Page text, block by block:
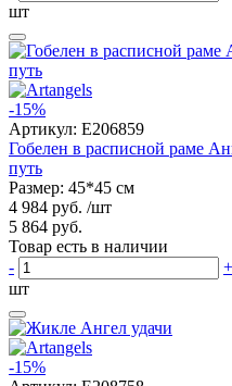
шт
-15%
Артикул: E206859
Гобелен в расписной раме
путь
Размер: 45*45 см
4 984 руб. /шт
5 864 руб.
Товар есть в наличии
-
+
шт
-15%